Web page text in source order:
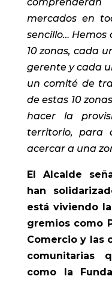
mercados en
sencillo…
10 zonas, cada
gerente y cada
un comité de
de estas 10
hacer la
territorio, para
acercar a una
El Alcalde
han
está viviendo
gremios como
Comercio y las
comunitarias
como la